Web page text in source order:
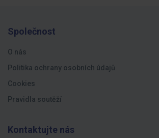
Společnost
O nás
Politika ochrany osobních údajů
Cookies
Pravidla soutěží
Kontaktujte nás